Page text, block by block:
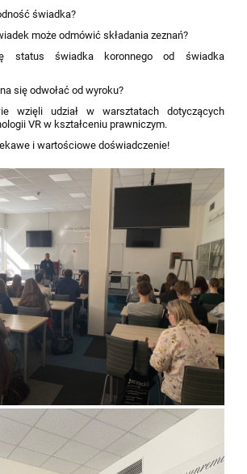
świadka?
może odmówić składania zeznań?
status świadka koronnego od świadka
się odwołać od wyroku?
wzięli udział w warsztatach dotyczących
VR w kształceniu prawniczym.
i wartościowe doświadczenie!